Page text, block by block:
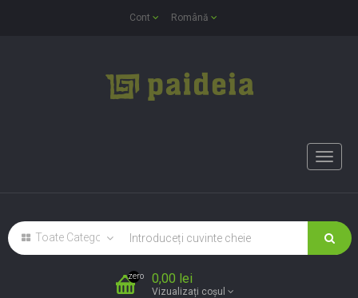
Cont Română
Toggle
zero 0,00 lei
Vizualizați coșul